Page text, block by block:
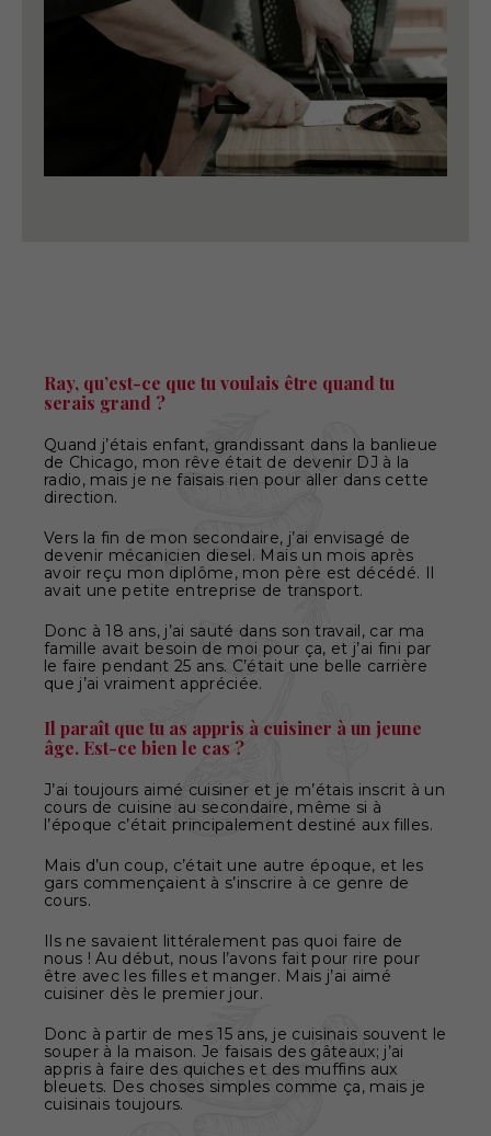
Ray, qu’est-ce que tu voulais être quand tu
serais grand ?
Quand j’étais enfant, grandissant dans la banlieue
de Chicago, mon rêve était de devenir DJ à la
radio, mais je ne faisais rien pour aller dans cette
direction.
Vers la fin de mon secondaire, j’ai envisagé de
devenir mécanicien diesel. Mais un mois après
avoir reçu mon diplôme, mon père est décédé. Il
avait une petite entreprise de transport.
Donc à 18 ans, j’ai sauté dans son travail, car ma
famille avait besoin de moi pour ça, et j’ai fini par
le faire pendant 25 ans. C’était une belle carrière
que j’ai vraiment appréciée.
Il paraît que tu as appris à cuisiner à un jeune
âge. Est-ce bien le cas ?
J’ai toujours aimé cuisiner et je m’étais inscrit à un
cours de cuisine au secondaire, même si à
l’époque c’était principalement destiné aux filles.
Mais d’un coup, c’était une autre époque, et les
gars commençaient à s’inscrire à ce genre de
cours.
Ils ne savaient littéralement pas quoi faire de
nous ! Au début, nous l’avons fait pour rire pour
être avec les filles et manger. Mais j’ai aimé
cuisiner dès le premier jour.
Donc à partir de mes 15 ans, je cuisinais souvent le
souper à la maison. Je faisais des gâteaux; j’ai
appris à faire des quiches et des muffins aux
bleuets. Des choses simples comme ça, mais je
cuisinais toujours.